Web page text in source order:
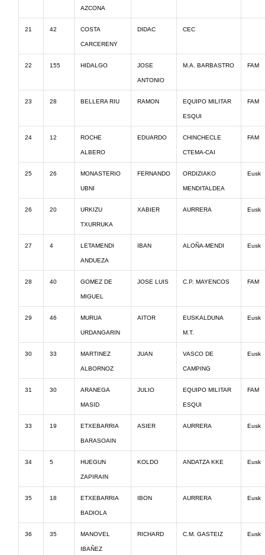
AZCONA
21 42 COSTA
CARCERENY
DIDAC CEC
22 155 HIDALGO JOSE
ANTONIO
M.A. BARBASTRO FAM
23 28 BELLERA RIU RAMON EQUIPO MILITAR
ESQUI
FAM
24 12 ROCHE
ALBERO
EDUARDO CHINCHECLE
CTEMA-CAI
FAM
25 26 MONASTERIO
UBNI
FERNANDO ORDIZIAKO
MENDITALDEA
Eusk
26 20 URKIZU
TXURRUKA
XABIER AURRERA Eusk
27 4 LETAMENDI
ANDUEZA
IBAN ALOÑA-MENDI Eusk
28 40 GOMEZ DE
MIGUEL
JOSE LUIS C.P. MAYENCOS FAM
29 46 MURUA
URDANGARIN
AITOR EUSKALDUNA
M.T.
Eusk
30 33 MARTINEZ
ALBORNOZ
JUAN VASCO DE
CAMPING
Eusk
31 30 ARANEGA
MASID
JULIO EQUIPO MILITAR
ESQUI
FAM
33 19 ETXEBARRIA
BARASOAIN
ASIER AURRERA Eusk
34 5 HUEGUN
ZAPIRAIN
KOLDO ANDATZA KKE Eusk
35 18 ETXEBARRIA
BADIOLA
IBON AURRERA Eusk
36 35 MANOVEL
IBAÑEZ
RICHARD C.M. GASTEIZ Eusk